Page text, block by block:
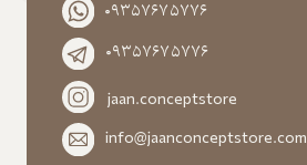
۰۹۳۵۷۶۷۵۷۷۶
۰۹۳۵۷۶۷۵۷۷۶
jaan.conceptstore
info@jaanconceptstore.com